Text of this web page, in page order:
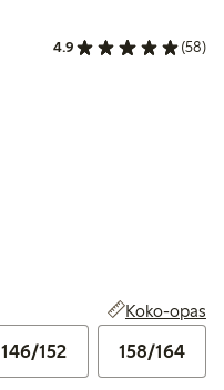
4.9 (58)
Koko-opas
146/152 158/164